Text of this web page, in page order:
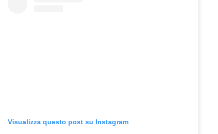
Visualizza questo post su Instagram